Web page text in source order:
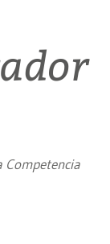
Competencia